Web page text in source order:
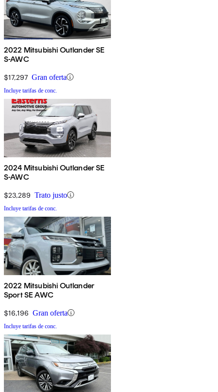
2022 Mitsubishi Outlander SE
S-AWC
$17,297 Gran oferta
Incluye tarifas de conc.
2024 Mitsubishi Outlander SE
S-AWC
$23,289 Trato justo
Incluye tarifas de conc.
2022 Mitsubishi Outlander
Sport SE AWC
$16,196 Gran oferta
Incluye tarifas de conc.